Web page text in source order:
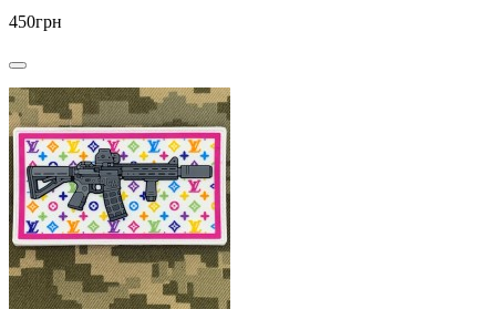
450грн